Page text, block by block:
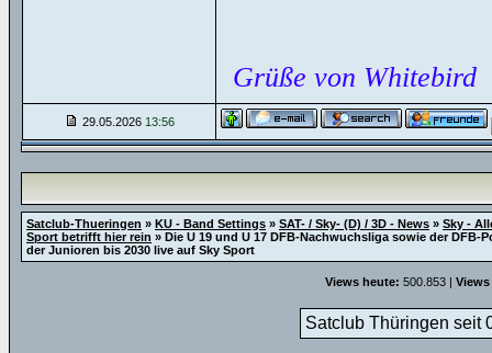
Grüße von Whitebird
29.05.2026 13:56
Satclub-Thueringen » KU - Band Settings » SAT- / Sky- (D) / 3D - News » Sky -
Sport betrifft hier rein » Die U 19 und U 17 DFB-Nachwuchsliga sowie der DFB-
der Junioren bis 2030 live auf Sky Sport
Views heute: 500.853 |
Satclub Thüringen seit